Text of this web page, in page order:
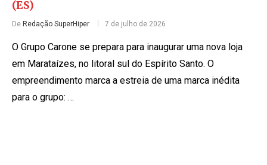
(ES)
De Redação SuperHiper 7 de julho de 2026
O Grupo Carone se prepara para inaugurar uma nova loja
em Marataízes, no litoral sul do Espírito Santo. O
empreendimento marca a estreia de uma marca inédita
para o grupo: …